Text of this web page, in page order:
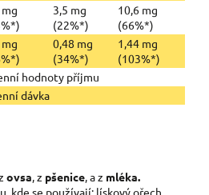
3,5 mg
(22%*)
10,6 mg
(66%*)
0,48 mg
(34%*)
1,44 mg
(103%*)
hodnoty příjmu
dávka
ovsa, z pšenice, a z mléka.
kde se používají: lískový ořech,